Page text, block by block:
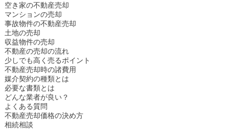
空き家の不動産売却
マンションの売却
事故物件の不動産売却
土地の売却
収益物件の売却
不動産の売却の流れ
少しでも高く売るポイント
不動産売却時の諸費用
媒介契約の種類とは
必要な書類とは
どんな業者が良い？
よくある質問
不動産売却価格の決め方
相続相談